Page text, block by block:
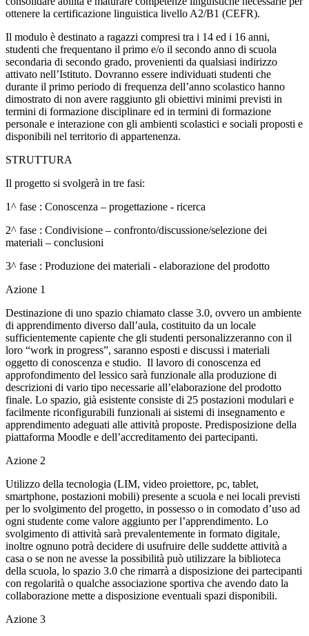
ottenere la certificazione linguistica livello A2/B1 (CEFR).
Il modulo è destinato a ragazzi compresi tra i 14 ed i 16 anni,
studenti che frequentano il primo e/o il secondo anno di scuola
secondaria di secondo grado, provenienti da qualsiasi indirizzo
attivato nell’Istituto. Dovranno essere individuati studenti che
durante il primo periodo di frequenza dell’anno scolastico hanno
dimostrato di non avere raggiunto gli obiettivi minimi previsti in
termini di formazione disciplinare ed in termini di formazione
personale e interazione con gli ambienti scolastici e sociali proposti e
disponibili nel territorio di appartenenza.
STRUTTURA
Il progetto si svolgerà in tre fasi:
1^ fase : Conoscenza – progettazione - ricerca
2^ fase : Condivisione – confronto/discussione/selezione dei
materiali – conclusioni
3^ fase : Produzione dei materiali - elaborazione del prodotto
Azione 1
Destinazione di uno spazio chiamato classe 3.0, ovvero un ambiente
di apprendimento diverso dall’aula, costituito da un locale
sufficientemente capiente che gli studenti personalizzeranno con il
loro “work in progress”, saranno esposti e discussi i materiali
oggetto di conoscenza e studio. Il lavoro di conoscenza ed
approfondimento del lessico sarà funzionale alla produzione di
descrizioni di vario tipo necessarie all’elaborazione del prodotto
finale. Lo spazio, già esistente consiste di 25 postazioni modulari e
facilmente riconfigurabili funzionali ai sistemi di insegnamento e
apprendimento adeguati alle attività proposte. Predisposizione della
piattaforma Moodle e dell’accreditamento dei partecipanti.
Azione 2
Utilizzo della tecnologia (LIM, video proiettore, pc, tablet,
smartphone, postazioni mobili) presente a scuola e nei locali previsti
per lo svolgimento del progetto, in possesso o in comodato d’uso ad
ogni studente come valore aggiunto per l’apprendimento. Lo
svolgimento di attività sarà prevalentemente in formato digitale,
inoltre ognuno potrà decidere di usufruire delle suddette attività a
casa o se non ne avesse la possibilità può utilizzare la biblioteca
della scuola, lo spazio 3.0 che rimarrà a disposizione dei partecipanti
con regolarità o qualche associazione sportiva che avendo dato la
collaborazione mette a disposizione eventuali spazi disponibili.
Azione 3